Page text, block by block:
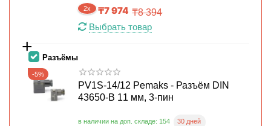
2x ₸7 974 ₸8 394
Выбрать товар
+
Разъёмы
-5%
PV1S-14/12 Pemaks - Разъём DIN
43650-B 11 мм, 3-пин
в наличии на доп. складе: 154 30 дней